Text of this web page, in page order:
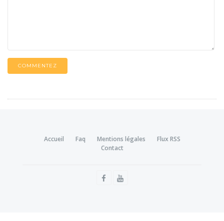
COMMENTEZ
Accueil Faq Mentions légales
Flux RSS
Contact